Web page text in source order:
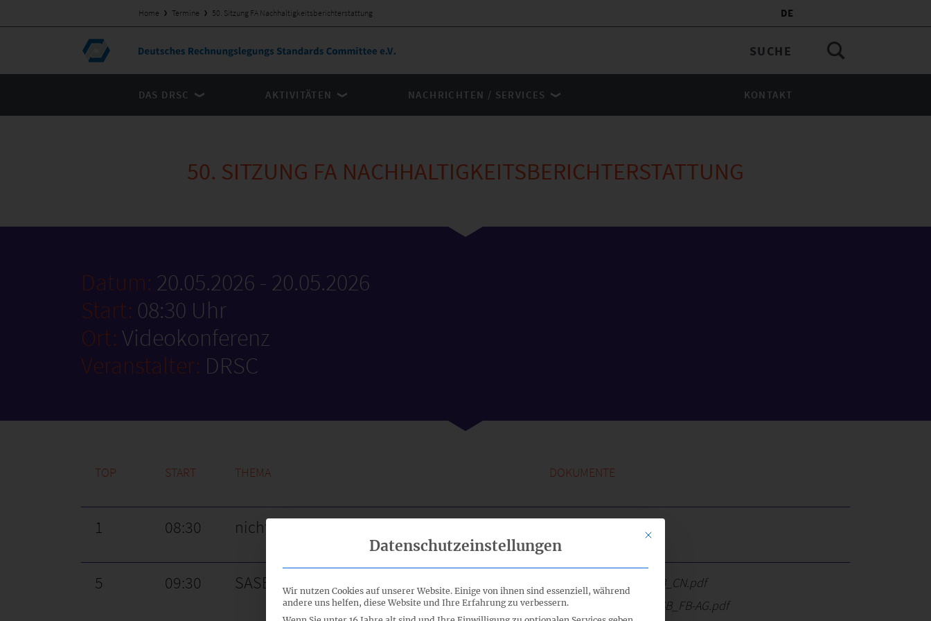
Home Termine 50. Sitzung FA Nachhaltigkeitsberichterstattung DE
DAS DRSC AKTIVITÄTEN NACHRICHTEN / SERVICES KONTAKT
50. SITZUNG FA NACHHALTIGKEITSBERICHTERSTATTUNG
Datum: 20.05.2026 - 20.05.2026
Start: 08:30 Uhr
Ort: Videokonferenz
Veranstalter: DRSC
TOP START THEMA DOKUMENTE
1 08:30 nicht-öffentlich
5 09:30 SASB-Konsultation
50_05_FA-NB_SASB_CN.pdf
50_05a_FA-NB_SASB_FB-AG.pdf
Mit diesem Button wird der Dialog geschlossen. Seine
Datenschutzeinstellungen
Wir nutzen Cookies auf unserer Website. Einige von ihnen sind essenziell, während
andere uns helfen, diese Website und Ihre Erfahrung zu verbessern.